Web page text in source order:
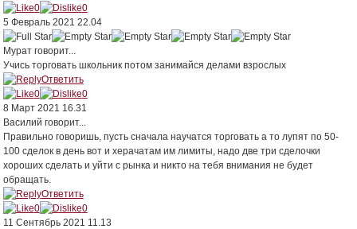
0
0
5 Февраль 2021 22.04
Муратговорит...
Учись торговать школьник потом занимайся делами взрослых
Ответить
0
0
8 Март 2021 16.31
Василий говорит...
Правильно говоришь, пусть сначала научатся торговать а то лупят по 50-
100 сделок в день вот и херачатам им лимиты, надо две три сделочки
хороших сделать и уйти с рынка и никто на тебя внимания не будет
обращать.
Ответить
0
0
11 Сентябрь 2021 11.13